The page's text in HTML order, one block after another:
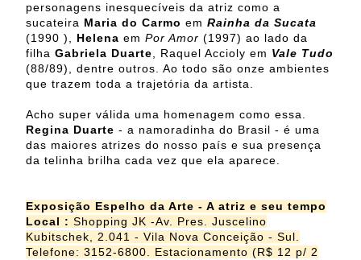
personagens inesquecíveis da atriz como a
sucateira Maria do Carmo em Rainha da Sucata
(1990 ), Helena em Por Amor (1997) ao lado da
filha Gabriela Duarte , Raquel Accioly em Vale Tudo
(88/89), dentre outros. Ao todo são onze ambientes
que trazem toda a trajetória da artista.
Acho super válida uma homenagem como essa.
Regina Duarte - a namoradinha do Brasil - é uma
das maiores atrizes do nosso país e sua presença
da telinha brilha cada vez que ela aparece.
Exposição Espelho da Arte - A atriz e seu tempo
Local : Shopping JK -Av. Pres. Juscelino
Kubitschek, 2.041 - Vila Nova Conceição - Sul.
Telefone: 3152-6800. Estacionamento (R$ 12 p/ 2